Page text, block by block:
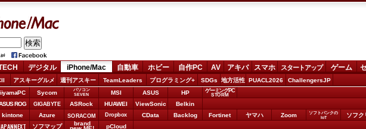
Mac
デジタル iPhone/Mac 自動車 ホビー 自作PC AV アキバ スマホ スタートアップ ゲーム
アスキーグルメ 週刊アスキー TeamLeaders プログラミング+ SDGs 地方活性 PUACL2026 ChallengersJP
iiyamaPC Sycom
パソコン
SEVEN
MSI ASUS HP ゲーミングPC
STORM
ROG GIGABYTE ASRock HUAWEI ViewSonic Belkin
kintone Azure SORACOM Dropbox CData Backlog Fortinet ヤマハ Zoom
ソフトバンクの
IoT
ソフク
ソフマップ brand pCloud